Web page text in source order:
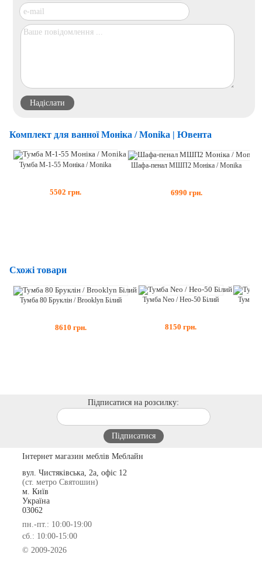
Комплект для ванної Моніка / Monika | Ювента
Тумба М-1-55 Моніка / Monika
5502 грн.
Шафа-пенал МШП2 Моніка / Monika
6990 грн.
Схожі товари
Тумба 80 Бруклін / Brooklyn Білий
8610 грн.
Тумба Neo / Нео-50 Білий
8150 грн.
Тумба
Підписатися на розсилку:
Інтернет магазин меблів Меблайн
вул. Чистяківська, 2а, офіс 12
(ст. метро Святошин)
м. Київ
Україна
03062
пн.-пт.: 10:00-19:00
сб.: 10:00-15:00
© 2009-2026